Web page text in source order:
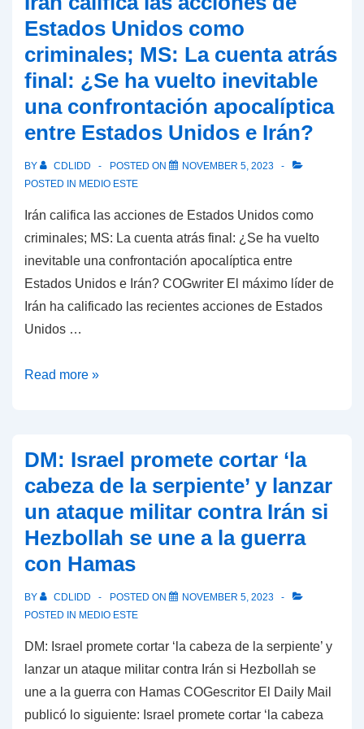
a
Israel
derrotando
a
Gaza,
pero…
dice
que
las
tropas
cabo
una
operación
terrestre
en
la
Franja
de
Gaza
Estados Unidos como
criminales; MS: La cuenta atrás
final: ¿Se ha vuelto inevitable
una confrontación apocalíptica
entre Estados Unidos e Irán?
BY CDLIDD POSTED ON
NOVEMBER 5, 2023
POSTED IN MEDIO ESTE
Irán califica las acciones de Estados Unidos como
criminales; MS: La cuenta atrás final: ¿Se ha vuelto
inevitable una confrontación apocalíptica entre
Estados Unidos e Irán? COGwriter El máximo líder de
Irán ha calificado las recientes acciones de Estados
Unidos …
Irán
de
Estados
Unidos
como
criminales;
La
atrás
final:
¿Se
ha
Read more »
DM: Israel promete cortar ‘la
cabeza de la serpiente’ y lanzar
un ataque militar contra Irán si
Hezbollah se une a la guerra
con Hamas
BY CDLIDD POSTED ON
NOVEMBER 5, 2023
POSTED IN MEDIO ESTE
DM: Israel promete cortar ‘la cabeza de la serpiente’ y
lanzar un ataque militar contra Irán si Hezbollah se
une a la guerra con Hamas COGescritor El Daily Mail
publicó lo siguiente: Israel promete cortar ‘la cabeza